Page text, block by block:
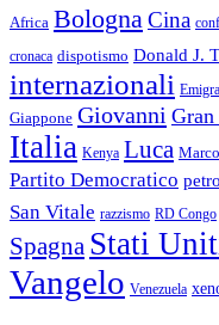
Africa BolognaCina
cronaca dispotismo Donald J.
internazionali
Giappone Giovanni Gran
Italia Kenya Luca Marco
Partito Democratico
San Vitale razzismo RD Congo
Spagna Stati
Vangelo Venezuela